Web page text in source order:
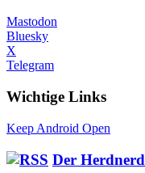
Mastodon
Bluesky
X
Telegram
Wichtige Links
Keep Android Open
Der Herdnerd